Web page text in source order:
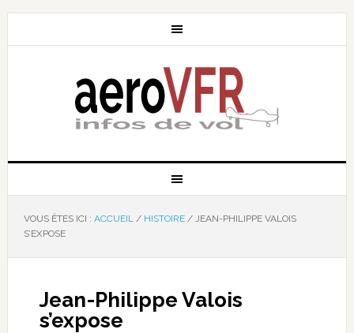
VOUS ÊTES ICI : ACCUEIL / HISTOIRE /JEAN-PHILIPPE VALOIS
S’EXPOSE
Jean-Philippe Valois
s’expose